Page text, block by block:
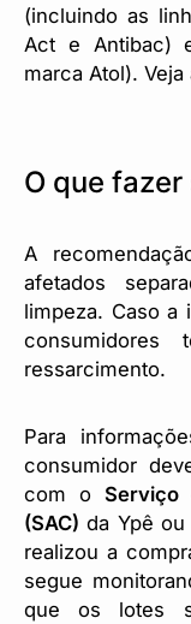
(incluindo as
Act e Antibac)
marca Atol). Veja
O que
A
afetados
limpeza. Caso a
ressarcimento.
Para
consumidor
com o Serviço
(SAC) da Ypê
realizou a
segue
que os lotes